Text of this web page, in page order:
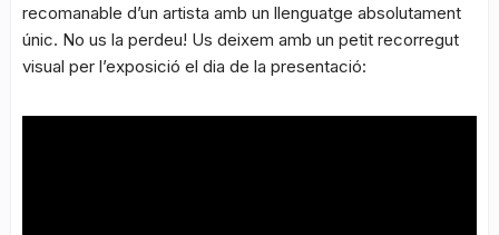
recomanable d’un artista amb un llenguatge absolutament
únic. No us la perdeu! Us deixem amb un petit recorregut
visual per l’exposició el dia de la presentació: